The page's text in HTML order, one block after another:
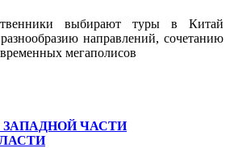
выбирают туры в Китай
направлений, сочетанию
мегаполисов
ЧАСТИ